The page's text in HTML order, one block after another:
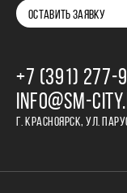
ОСТАВИТЬ ЗАЯВКУ
+7 (391)
INFO@SM-
Г. КРАСНОЯРСК, УЛ.